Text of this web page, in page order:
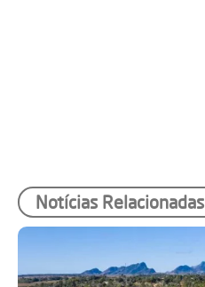
Notícias Relacionadas